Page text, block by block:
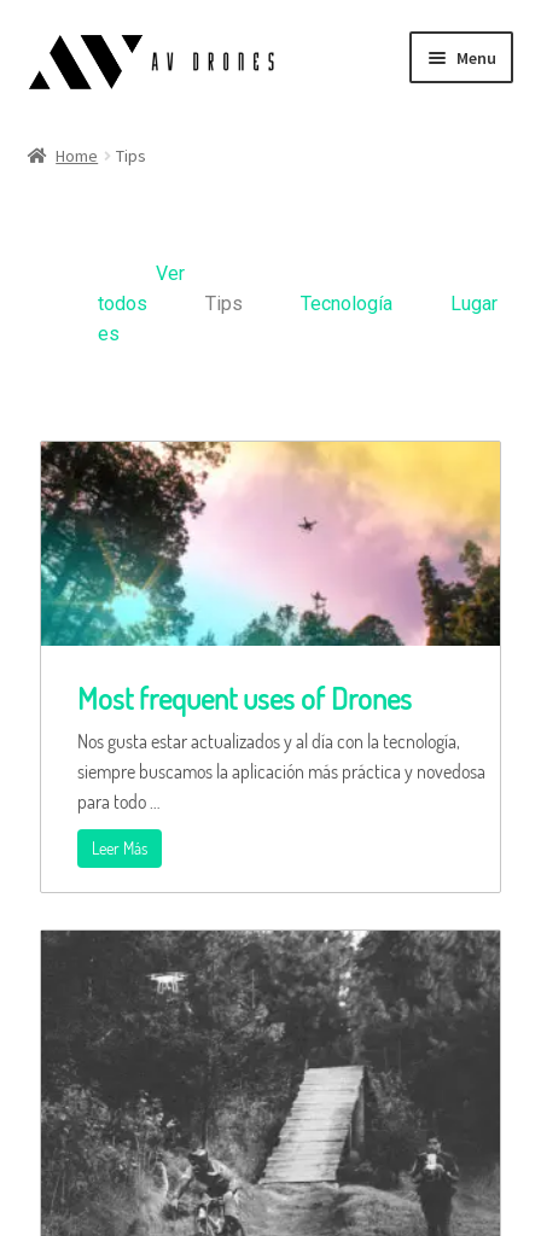
Menu
English
Home Tips
Ver
todos
Tips Tecnología
Lugar
es
Most frequent uses of Drones
Nos gusta estar actualizados y al día con la tecnología,
siempre buscamos la aplicación más práctica y novedosa
para todo …
Leer Más